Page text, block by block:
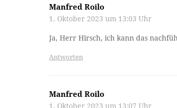
Manfred Roilo
1. Oktober 2023 um 13:03 Uhr
Ja, Herr Hirsch, ich kann das
Antworten
Manfred Roilo
1. Oktober 2023 um 13:07 Uhr